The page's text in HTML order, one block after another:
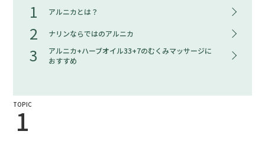
1 アルニカとは？
2 ナリンならではのアルニカ
3
アルニカ+ハーブオイル33+7のむくみマッサージに
おすすめ
TOPIC
1